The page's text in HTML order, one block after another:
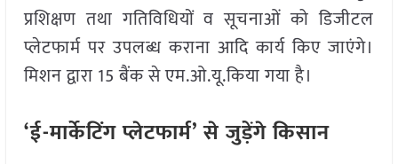
प्रशिक्षण तथा गतिविधियों व सूचनाओं को डिजीटल
प्लेटफार्म पर उपलब्ध कराना आदि कार्य किए जाएंगे।
मिशन द्वारा 15 बैंक से एम.ओ.यू.किया गया है।
‘ई-मार्केटिंग प्लेटफार्म’ से जुड़ेंगे किसान